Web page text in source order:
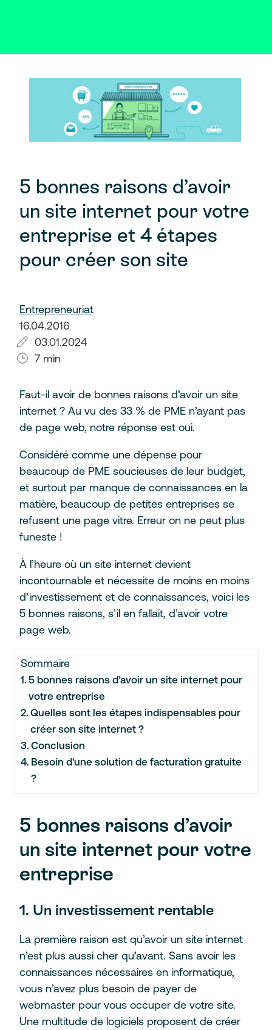
5 bonnes raisons d’avoir
un site internet pour votre
entreprise et 4 étapes
pour créer son site
Entrepreneuriat
16.04.2016
03.01.2024
7 min
Faut-il avoir de bonnes raisons d’avoir un site
internet ? Au vu des 33 % de PME n’ayant pas
de page web, notre réponse est oui.
Considéré comme une dépense pour
beaucoup de PME soucieuses de leur budget,
et surtout par manque de connaissances en la
matière, beaucoup de petites entreprises se
refusent une page vitre. Erreur on ne peut plus
funeste !
À l’heure où un site internet devient
incontournable et nécessite de moins en moins
d’investissement et de connaissances, voici les
5 bonnes raisons, s’il en fallait, d’avoir votre
page web.
Sommaire
5 bonnes raisons d’avoir un site internet pour
votre entreprise
Quelles sont les étapes indispensables pour
créer son site internet ?
Conclusion
Besoin d'une solution de facturation gratuite
?
5 bonnes raisons d’avoir
un site internet pour votre
entreprise
1. Un investissement rentable
La première raison est qu’avoir un site internet
n’est plus aussi cher qu’avant. Sans avoir les
connaissances nécessaires en informatique,
vous n’avez plus besoin de payer de
webmaster pour vous occuper de votre site.
Une multitude de logiciels proposent de créer